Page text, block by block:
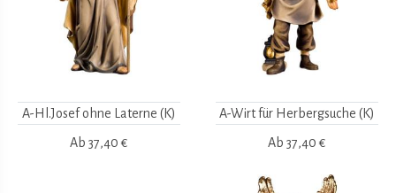
A-Hl.Josef ohne Laterne (K)
Ab 37,40 €
A-Wirt für Herbergsuche (K)
Ab 37,40 €